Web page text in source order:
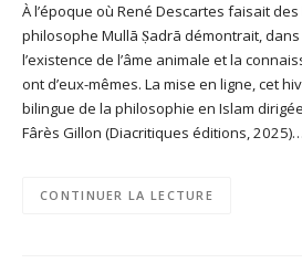
À l’époque où René Descartes faisait
philosophe Mullā Ṣadrā démontrait,
l’existence de l’âme animale et la
ont d’eux-mêmes. La mise en ligne, cet
bilingue de la philosophie en Islam
Fârès Gillon (Diacritiques éditions, 2025)…
CONTINUER LA LECTURE